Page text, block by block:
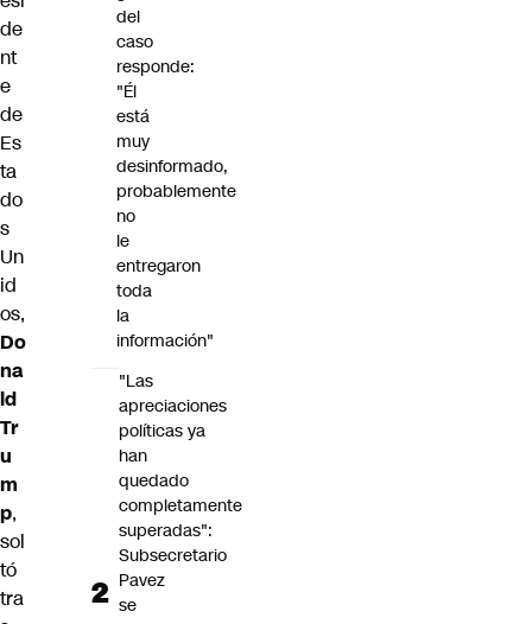
de
nt
e
de
Es
ta
do
s
Un
id
os,
Do
na
ld
Tr
u
m
p,
sol
tó
tra
del
caso
responde:
"Él
está
muy
desinformado,
probablemente
no
le
entregaron
toda
la
información"
"Las
apreciaciones
políticas ya
han
quedado
completamente
superadas":
Subsecretario
Pavez
se